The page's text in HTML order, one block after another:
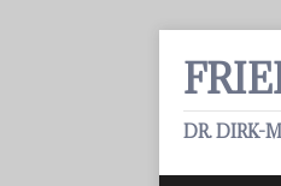
DR. DIRK-